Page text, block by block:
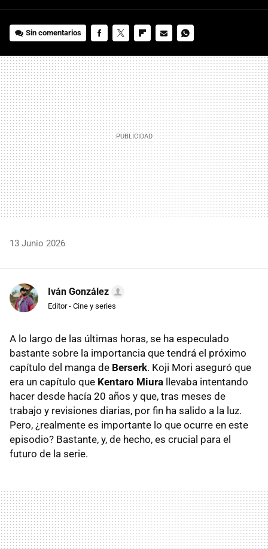
Sin comentarios
MAIL
13 Junio 2026
Iván González
Editor - Cine y series
A lo largo de las últimas horas, se ha especulado
bastante sobre la importancia que tendrá el próximo
capítulo del manga de Berserk. Koji Mori aseguró que
era un capítulo que Kentaro Miura llevaba intentando
hacer desde hacía 20 años y que, tras meses de
trabajo y revisiones diarias, por fin ha salido a la luz.
Pero, ¿realmente es importante lo que ocurre en este
episodio? Bastante, y, de hecho, es crucial para el
futuro de la serie.